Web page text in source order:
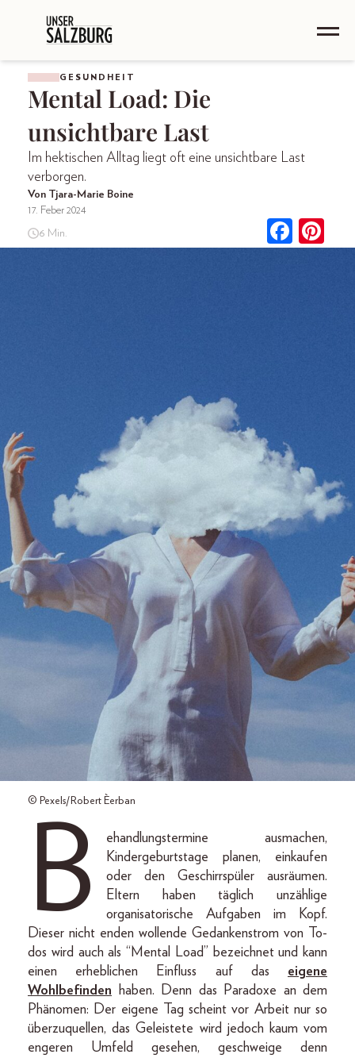
GESUNDHEIT
Mental Load: Die
unsichtbare Last
Im hektischen Alltag liegt oft eine unsichtbare Last
verborgen.
Von Tjara-Marie Boine
17. Feber 2024
6 Min.
© Pexels/Robert Èerban
B
ehandlungstermine ausmachen,
Kindergeburtstage planen, einkaufen
oder den Geschirrspüler ausräumen.
Eltern haben täglich unzählige
organisatorische Aufgaben im Kopf.
Dieser nicht enden wollende Gedankenstrom von To-
dos wird auch als “Mental Load” bezeichnet und kann
einen erheblichen Einfluss auf das eigene
Wohlbefinden haben. Denn das Paradoxe an dem
Phänomen: Der eigene Tag scheint vor Arbeit nur so
überzuquellen, das Geleistete wird jedoch kaum vom
engeren Umfeld gesehen, geschweige denn